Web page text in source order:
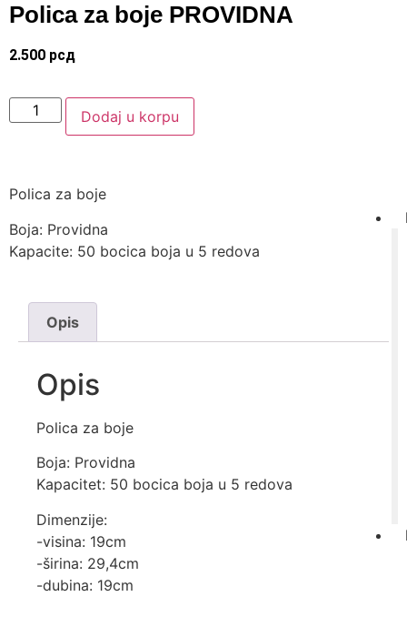
Polica za boje PROVIDNA
2.500 рсд
Dodaj u korpu
Polica za boje
Boja: Providna
Kapacite: 50 bocica boja u 5 redova
Opis
Opis
Polica za boje
Boja: Providna
Kapacitet: 50 bocica boja u 5 redova
Dimenzije:
-visina: 19cm
-širina: 29,4cm
-dubina: 19cm